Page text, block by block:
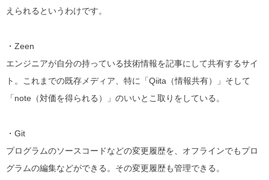
えられるというわけです。
・Zeen
エンジニアが自分の持っている技術情報を記事にして共有するサイ
ト。 これまでの既存メディア、特に「Qiita（情報共有）」そして
「note（対価を得られる）」のいいとこ取りをしている。
・Git
プログラムのソースコードなどの変更履歴を、オフラインでもプロ
グラムの編集などができる。その変更履歴も管理できる。